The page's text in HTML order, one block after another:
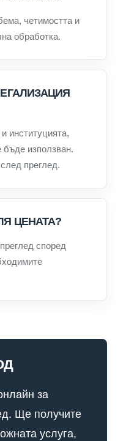
четимостта и
обработка.
институцията,
бъде използван.
преглед.
ЦЕНАТА?
според
за
Ще получите
услуга,